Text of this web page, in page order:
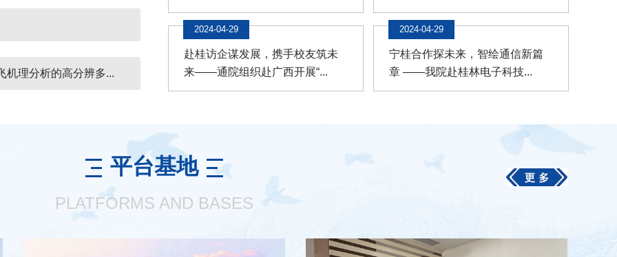
机理分析的高分辨多...
2024-04-29
赴桂访企谋发展，携手校友筑未
来——通院组织赴广西开展“...
2024-04-29
宁桂合作探未来，智绘通信新篇
章 ——我院赴桂林电子科技...
平台基地
PLATFORMS AND BASES